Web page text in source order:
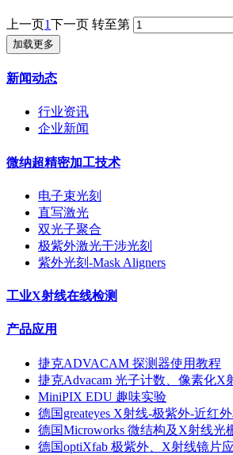
上一页1下一页 转至第
加载更多
新闻动态
行业资讯
企业新闻
微纳超精密加工技术
电子束光刻
直写激光
双光子聚合
极紫外激光干涉光刻
紫外光刻-Mask Aligners
工业X射线在线检测
产品应用
捷克ADVACAM 探测器使用教程
捷克Advacam 光子计数、像素化X
MiniPIX EDU 趣味实验
德国greateyes X射线-极紫外-近红
德国Microworks 微结构及X射线光
德国optiXfab 极紫外、X射线镜片